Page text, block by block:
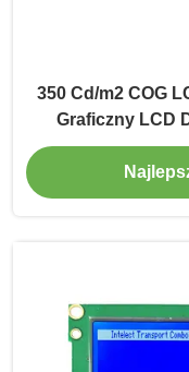
350 Cd/m2 COG
Graficzny LCD